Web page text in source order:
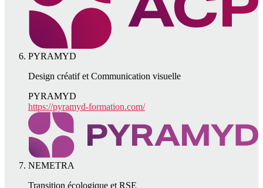
PYRAMYD
Design créatif et Communication visuelle
PYRAMYD
https://pyramyd-formation.com/
NEMETRA
Transition écologique et RSE